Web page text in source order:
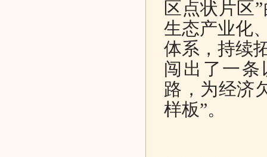
区点状片区
生态产业化
体系，持续
闯出了一
路，为经济
样板”。